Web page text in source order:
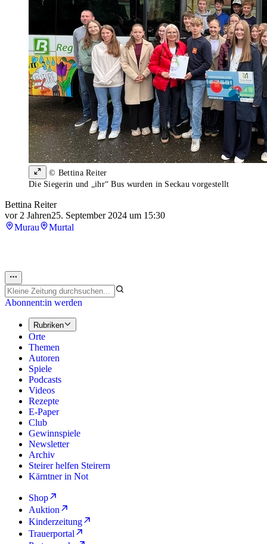
© Bettina Reiter
Die Siegerin und „ihr“ Bus wurden in Seckau vorgestellt
Bettina Reiter
vor 2 Jahren25. September 2024 um 15:30
Murau
Murtal
Abonnent:in werden
Rubriken
Orte
Themen
Autoren
Spiele
Podcasts
Videos
Rezepte
E-Paper
Club
Gewinnspiele
Newsletter
Archiv
Steirer helfen Steirern
Kärntner in Not
Shop
Auktion
Kinderzeitung
Trauerportal